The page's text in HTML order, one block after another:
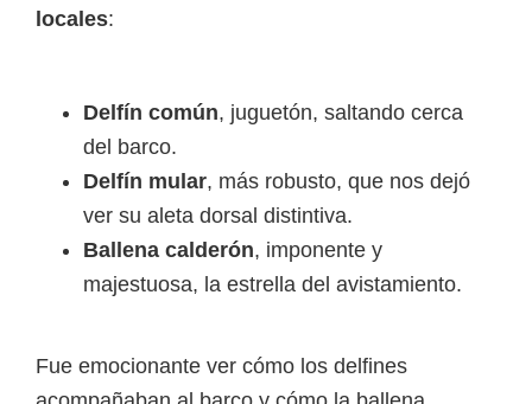
locales:
Delfín común, juguetón, saltando cerca
del barco.
Delfín mular, más robusto, que nos dejó
ver su aleta dorsal distintiva.
Ballena calderón, imponente y
majestuosa, la estrella del avistamiento.
Fue emocionante ver cómo los delfines